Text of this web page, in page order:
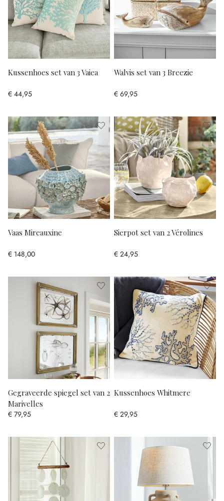
Kussenhoes set van 3 Vaiea
€ 44,95
Walvis set van 3 Breezie
€ 69,95
Vaas Mireauxine
€ 148,00
Sierpot set van 2 Vérolines
€ 24,95
Gegraveerde spiegel set van 2
Marivelles
€ 79,95
Kussenhoes Whitmere
€ 29,95